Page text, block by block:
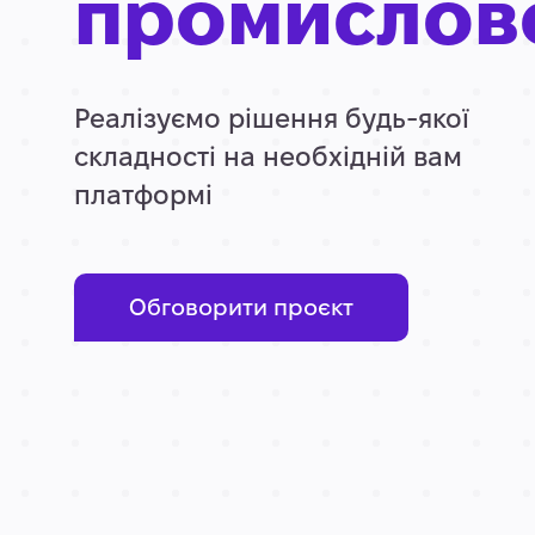
Реалізуємо рішення будь-якої
складності на необхідній вам
платформі
Обговорити проєкт